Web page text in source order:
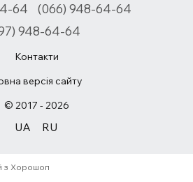
64
(066) 948-64-64
948-64-64
Контакти
версія сайту
© 2017 - 2026
UA RU
з Хорошоп